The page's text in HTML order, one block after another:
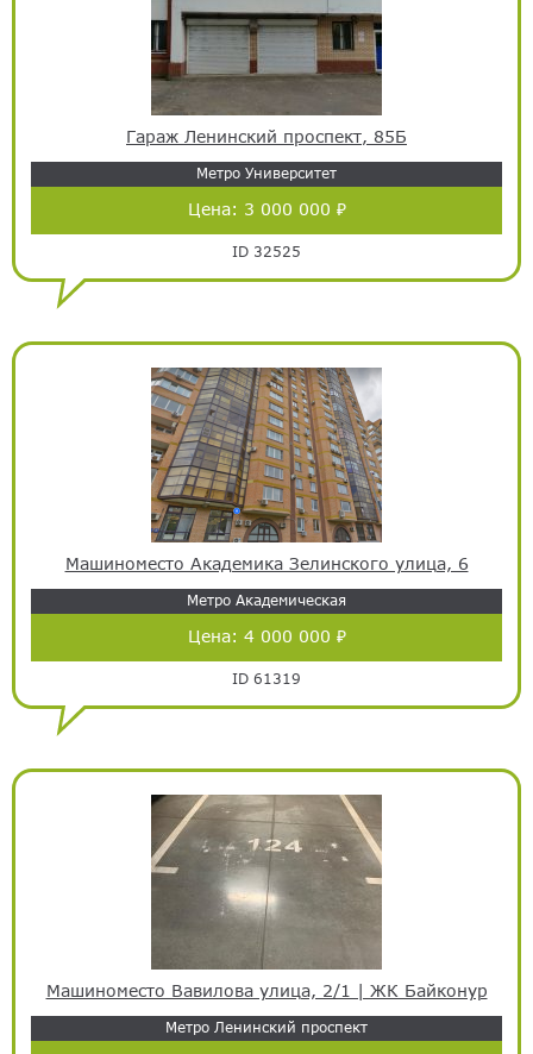
Гараж Ленинский проспект, 85Б
Метро Университет
Цена: 3 000 000 ₽
ID 32525
Машиноместо Академика Зелинского улица, 6
Метро Академическая
Цена: 4 000 000 ₽
ID 61319
Машиноместо Вавилова улица, 2/1 | ЖК Байконур
Метро Ленинский проспект